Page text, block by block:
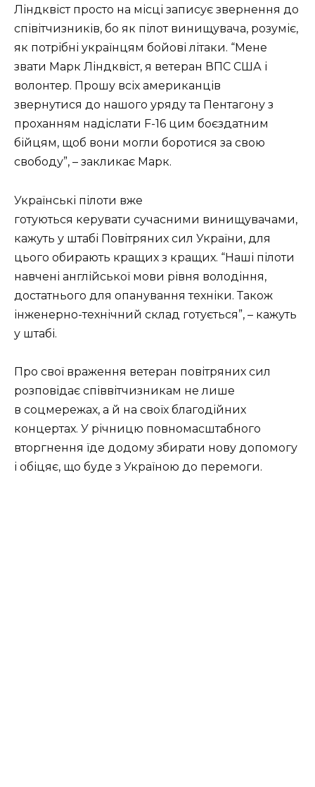
Ліндквіст просто на місці записує звернення до
співітчизників, бо як пілот винищувача, розуміє,
як потрібні українцям бойові літаки. “Мене
звати Марк Ліндквіст, я ветеран ВПС США і
волонтер. Прошу всіх американців
звернутися до нашого уряду та Пентагону з
проханням надіслати F-16 цим боєздатним
бійцям, щоб вони могли боротися за свою
свободу”, – закликає Марк.
Українські пілоти вже
готуються керувати сучасними винищувачами,
кажуть у штабі Повітряних сил України, для
цього обирають кращих з кращих. “Наші пілоти
навчені англійської мови рівня володіння,
достатнього для опанування техніки. Також
інженерно-технічний склад готується”, – кажуть
у штабі.
Про свої враження ветеран повітряних сил
розповідає співвітчизникам не лише
в соцмережах, а й на своїх благодійних
концертах. У річницю повномасштабного
вторгнення їде додому збирати нову допомогу
і обіцяє, що буде з Україною до перемоги.